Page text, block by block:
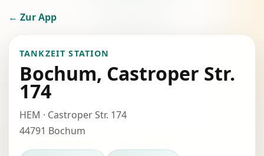
← Zur App
TANKZEIT STATION
Bochum, Castroper Str.
174
HEM · Castroper Str. 174
44791 Bochum